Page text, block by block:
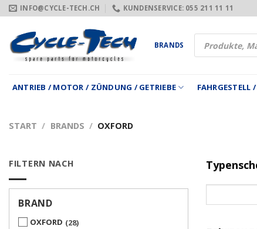
Zum
Inhalt
springen
INFO@CYCLE-TECH.CH KUNDENSERVICE: 055 211 11 11
BRANDS
Products
search
ANTRIEB / MOTOR / ZÜNDUNG / GETRIEBE FAHRGESTELL
START / BRANDS / OXFORD
FILTERN NACH
BRAND
OXFORD 28